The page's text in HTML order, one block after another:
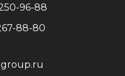
96-88
88-80